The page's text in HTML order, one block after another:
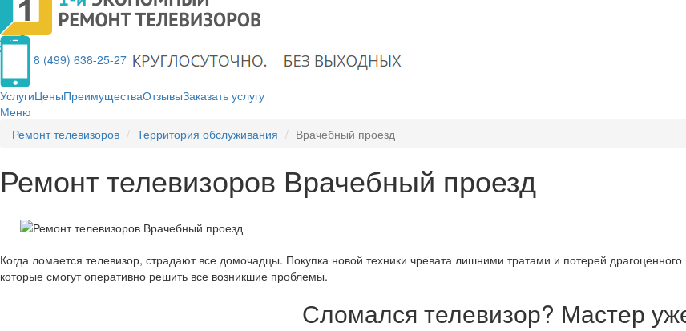
8 (499) 638-25-27
УслугиЦеныПреимуществаОтзывыЗаказать услугу
Меню
Ремонт телевизоров
Территория обслуживания Врачебный проезд
Ремонт телевизоров Врачебный проезд
Когда ломается телевизор, страдают все домочадцы. Покупка новой техники чревата лишними тратами и потерей
которые смогут оперативно решить все возникшие проблемы.
Сломался телевизор? Мастер